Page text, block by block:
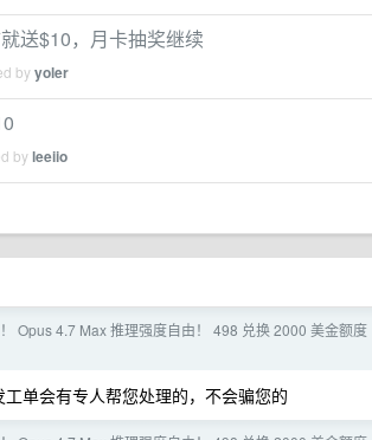
送$10，月卡抽奖继续
byyoler
byleeiio
Opus 4.7 Max 推理强度自由！ 498 兑换 2000 美金额
单会有专人帮您处理的，不会骗您的